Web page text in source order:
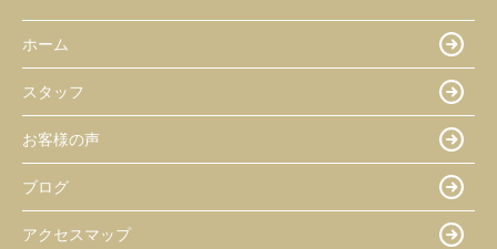
ホーム
スタッフ
お客様の声
ブログ
アクセスマップ